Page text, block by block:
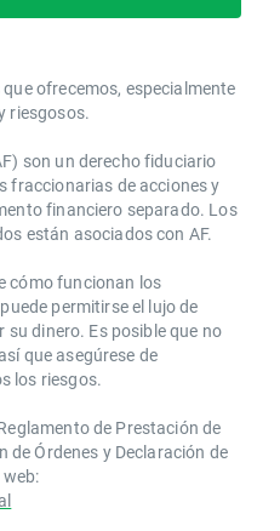
ofrecemos, especialmente
riesgosos.
son un derecho fiduciario
fraccionarias de acciones y
financiero separado. Los
están asociados con AF.
cómo funcionan los
permitirse el lujo de
dinero. Es posible que no
que asegúrese de
los riesgos.
de Prestación de
de Órdenes y Declaración de